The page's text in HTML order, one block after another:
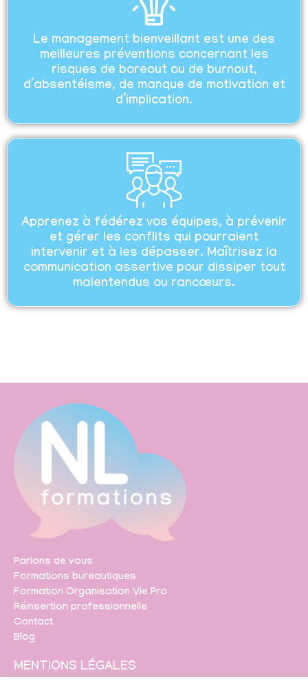
Le management bienveillant est une des
meilleures préventions concernant les
risques de boreout ou de burnout,
d’absentéisme, de manque de motivation et
d’implication.
Apprenez à fédérez vos équipes, à prévenir
et gérer les conflits qui pourraient
intervenir et à les dépasser. Maîtrisez la
communication assertive pour dissiper tout
malentendus ou rancœurs.
Parlons de vous
Formations bureautiques
Formation Organisation Vie Pro
Réinsertion professionnelle
Contact
Blog
MENTIONS LÉGALES